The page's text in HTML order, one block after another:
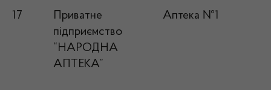
17
Приватне
підприємство
“НАРОДНА
АПТЕКА”
Аптека №1